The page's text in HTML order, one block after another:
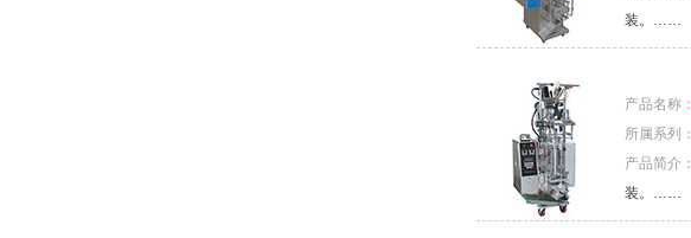
装。……
产品名称：
所属系列：
产品简介：
装。……